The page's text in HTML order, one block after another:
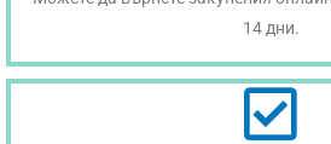
14 дни.